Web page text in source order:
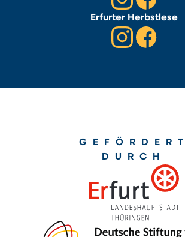
Erfurter Herbstlese
GEFÖRDERT
DURCH